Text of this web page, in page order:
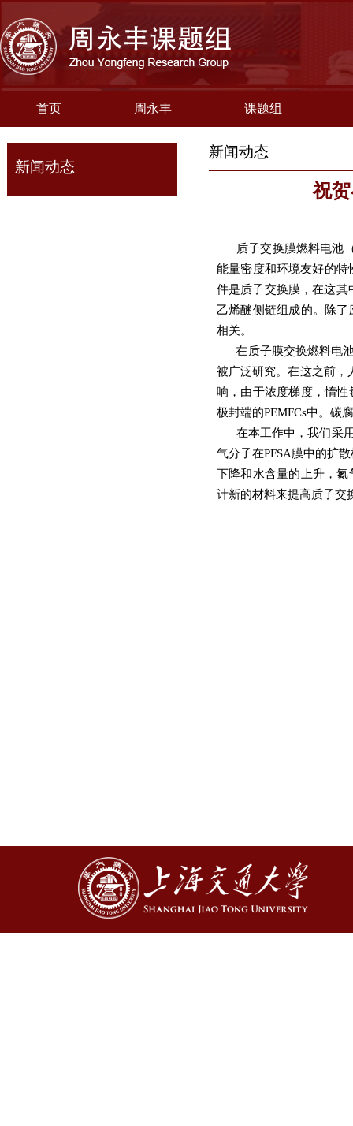
首页 周永丰 课题组
新闻动态
新闻动态
祝
质子交换膜燃料电池（
能量密度和环境友好的
件是质子交换膜，在这其
乙烯醚侧链组成的。除
相关。
在质子膜交换燃料电池
被广泛研究。在这之前，
响，由于浓度梯度，惰
极封端的PEMFCs中。碳
在本工作中，我们采用
气分子在PFSA膜中的扩
下降和水含量的上升，
计新的材料来提高质子交